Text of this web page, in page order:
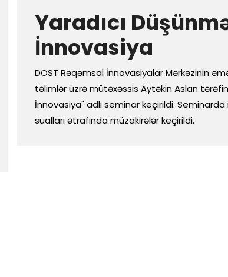
Yaradıcı
İnnovasiya
DOST Rəqəmsal İnnovasiyalar Mərkəzinin
təlimlər üzrə mütəxəssis Aytəkin Aslan
İnnovasiya" adlı seminar keçirildi.
sualları ətrafında müzakirələr keçirildi.